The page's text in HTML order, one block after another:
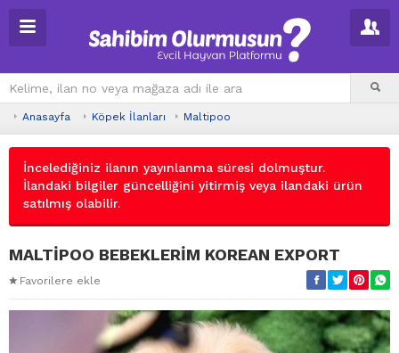
Anasayfa Köpek İlanları Maltipoo
İncelediğiniz ilanın yayınlanma süresi dolmuştur.
İlandaki bilgiler güncelliğini yitirmiş veya ilandaki ürün
satılmış olabilir.
MALTİPOO BEBEKLERİM KOREAN EXPORT
Favorilere ekle